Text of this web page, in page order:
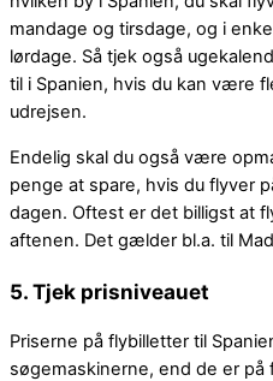
mandage og tirsdage, og i
lørdage. Så tjek også
til i Spanien, hvis du kan være
udrejsen.
Endelig skal du også være
penge at spare, hvis du flyver
dagen. Oftest er det billigst at
aftenen. Det gælder bl.a. til
5. Tjek prisniveauet
Priserne på flybilletter til
søgemaskinerne, end de er på